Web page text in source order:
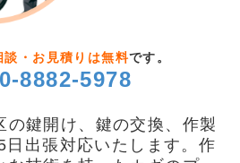
談・お見積りは無料です。
8882-5978
の鍵開け、鍵の交換、作製
出張対応いたします。作